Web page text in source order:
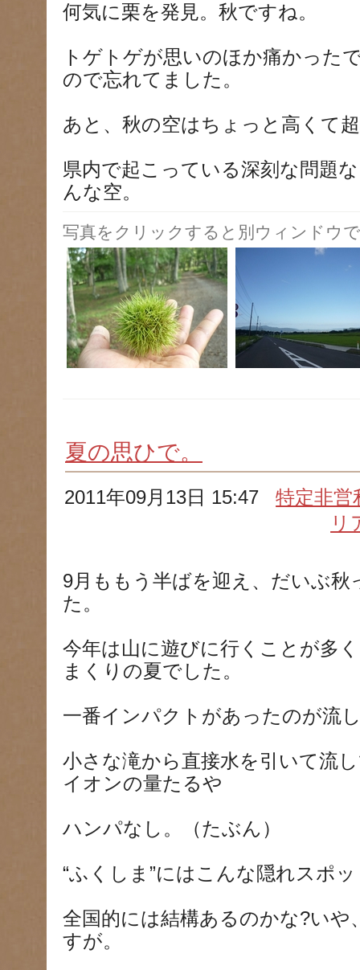
何気に栗を発見。秋ですね。
トゲトゲが思いのほか痛かった
ので忘れてました。
あと、秋の空はちょっと高くて
県内で起こっている深刻な問題
んな空。
写真をクリックすると別ウィンドウ
夏の思ひで。
2011年09月13日 15:47特定非
リ
9月ももう半ばを迎え、だいぶ
た。
今年は山に遊びに行くことが多
まくりの夏でした。
一番インパクトがあったのが流
小さな滝から直接水を引いて流
イオンの量たるや
ハンパなし。（たぶん）
“ふくしま”にはこんな隠れスポ
全国的には結構あるのかな?いや
すが。